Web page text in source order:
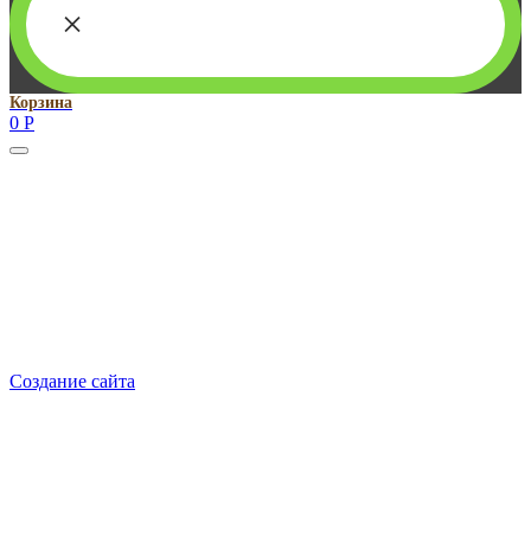
×
Корзина
0 Р
Создание сайта